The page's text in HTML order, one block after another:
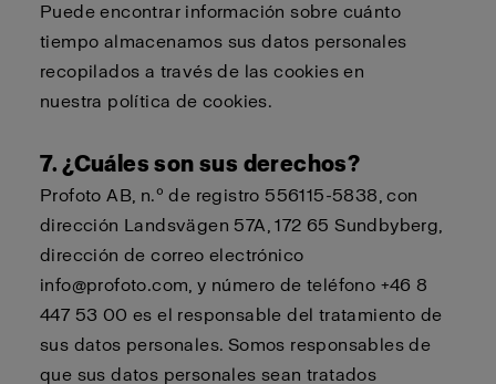
Puede encontrar información sobre cuánto
tiempo almacenamos sus datos personales
recopilados a través de las cookies en
nuestra política de cookies.
7. ¿Cuáles son sus derechos?
Profoto AB, n.º de registro 556115-5838, con
dirección Landsvägen 57A, 172 65 Sundbyberg,
dirección de correo electrónico
info@profoto.com, y número de teléfono +46 8
447 53 00 es el responsable del tratamiento de
sus datos personales. Somos responsables de
que sus datos personales sean tratados